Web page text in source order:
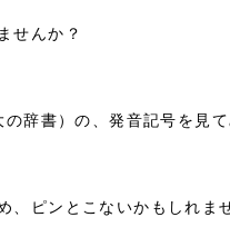
せんか？
辞書）の、発音記号を見て
、ピンとこないかもしれま